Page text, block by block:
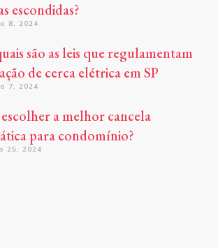
escondidas?
8, 2024
são as leis que regulamentam
de cerca elétrica em SP
7, 2024
a melhor cancela
para condomínio?
25, 2024